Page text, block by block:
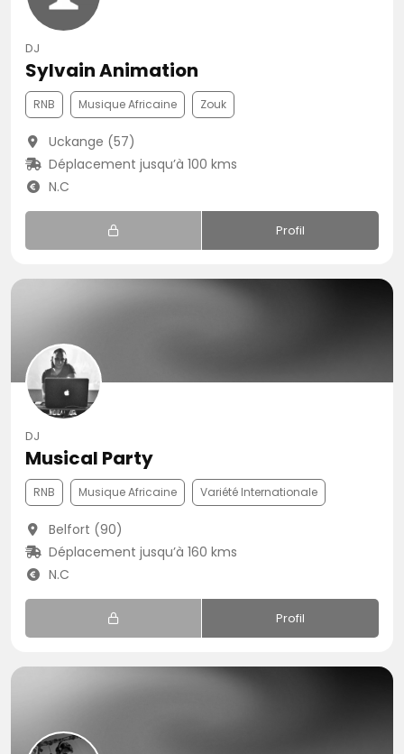
DJ
Sylvain Animation
RNB Musique Africaine Zouk
Uckange (57)
Déplacement jusqu’à 100 kms
N.C
Profil
DJ
Musical Party
RNB Musique Africaine Variété Internationale
Belfort (90)
Déplacement jusqu’à 160 kms
N.C
Profil